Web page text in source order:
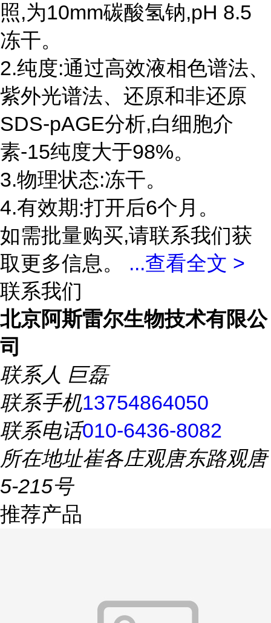
照,为10mm碳酸氢钠,pH 8.5
冻干。
2.纯度:通过高效液相色谱法、
紫外光谱法、还原和非还原
SDS-pAGE分析,白细胞介
素-15纯度大于98%。
3.物理状态:冻干。
4.有效期:打开后6个月。
如需批量购买,请联系我们获
取更多信息。 ...查看全文 >
联系我们
北京阿斯雷尔生物技术有限公
司
联系人 巨磊
联系手机13754864050
联系电话010-6436-8082
所在地址崔各庄观唐东路观唐
5-215号
推荐产品